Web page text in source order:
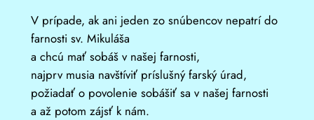
V prípade, ak ani jeden zo snúbencov nepatrí do
farnosti sv. Mikuláša
a chcú mať sobáš v našej farnosti,
najprv musia navštíviť príslušný farský úrad,
požiadať o povolenie sobášiť sa v našej farnosti
a až potom zájsť k nám.